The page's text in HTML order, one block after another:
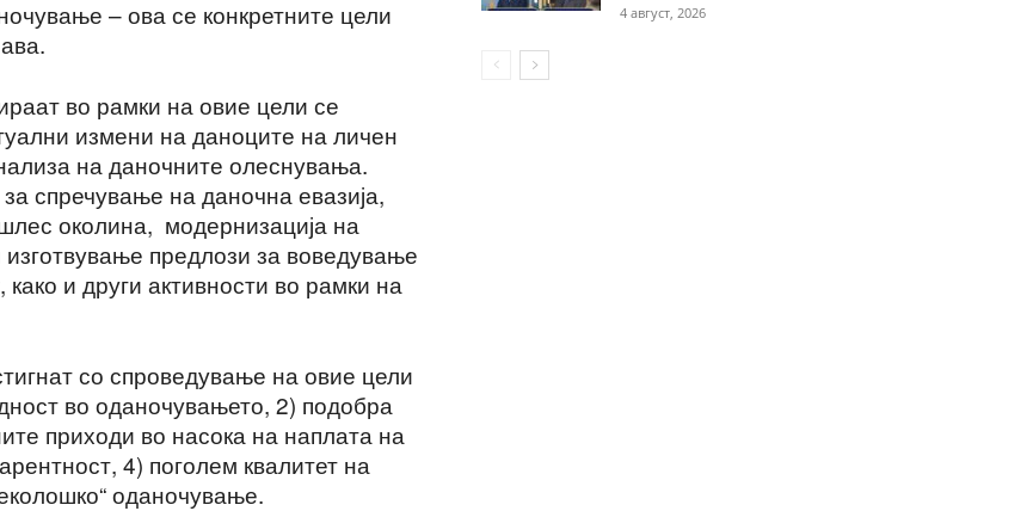
– ова се конкретните цели
во рамки на овие цели се
измени на даноците на личен
на даночните олеснувања.
спречување на даночна евазија,
околина, модернизација на
изготвување предлози за воведување
и други активности во рамки на
со спроведување на овие цели
во оданочувањето, 2) подобра
приходи во насока на наплата на
4) поголем квалитет на
оданочување.
4 август, 2026